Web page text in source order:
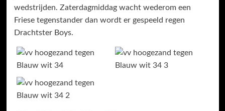
wedstrijden. Zaterdagmiddag wacht wederom een
Friese tegenstander dan wordt er gespeeld regen
Drachtster Boys.